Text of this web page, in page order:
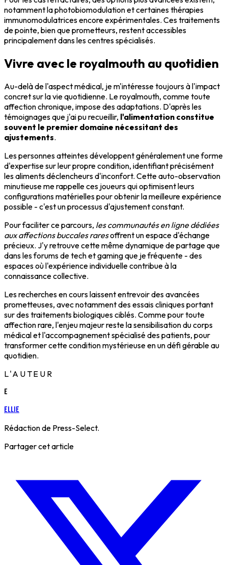
notamment la photobiomodulation et certaines thérapies
immunomodulatrices encore expérimentales. Ces traitements
de pointe, bien que prometteurs, restent accessibles
principalement dans les centres spécialisés.
Vivre avec le royalmouth au quotidien
Au-delà de l'aspect médical, je m'intéresse toujours à l'impact
concret sur la vie quotidienne. Le royalmouth, comme toute
affection chronique, impose des adaptations. D'après les
témoignages que j'ai pu recueillir, l'alimentation constitue
souvent le premier domaine nécessitant des
ajustements.
Les personnes atteintes développent généralement une forme
d'expertise sur leur propre condition, identifiant précisément
les aliments déclencheurs d'inconfort. Cette auto-observation
minutieuse me rappelle ces joueurs qui optimisent leurs
configurations matérielles pour obtenir la meilleure expérience
possible - c'est un processus d'ajustement constant.
Pour faciliter ce parcours, les communautés en ligne dédiées
aux affections buccales raresoffrent un espace d'échange
précieux. J'y retrouve cette même dynamique de partage que
dans les forums de tech et gaming que je fréquente - des
espaces où l'expérience individuelle contribue à la
connaissance collective.
Les recherches en cours laissent entrevoir des avancées
prometteuses, avec notamment des essais cliniques portant
sur des traitements biologiques ciblés. Comme pour toute
affection rare, l'enjeu majeur reste la sensibilisation du corps
médical et l'accompagnement spécialisé des patients, pour
transformer cette condition mystérieuse en un défi gérable au
quotidien.
L'AUTEUR
E
Ellie
Rédaction de Press-Select.
Partager cet article